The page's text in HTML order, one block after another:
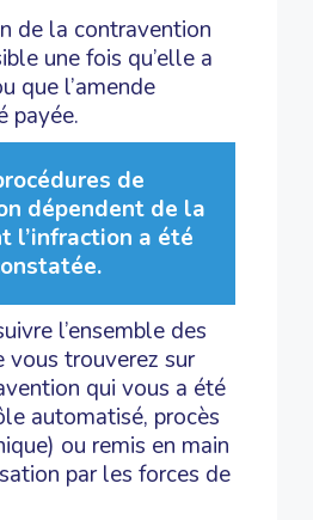
de la contravention
une fois qu’elle a
que l’amende
payée.
de
dépendent de la
l’infraction a été
l’ensemble des
vous trouverez sur
qui vous a été
automatisé, procès
ou remis en main
par les forces de